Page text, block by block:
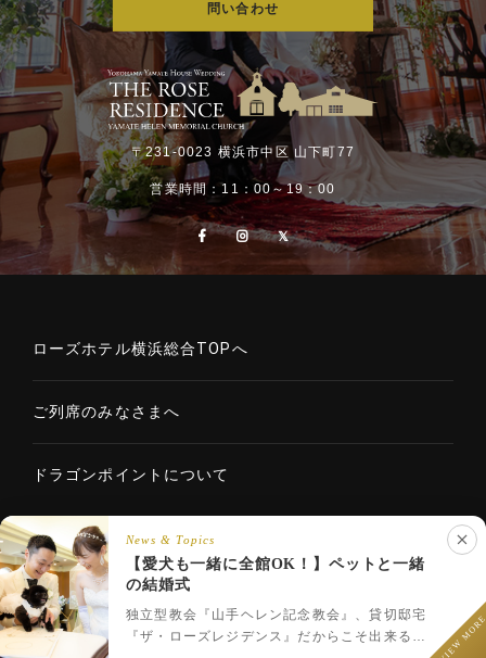
問い合わせ
〒231-0023 横浜市中区 山下町77
営業時間：11：00～19：00
ローズホテル横浜総合TOPへ
ご列席のみなさまへ
ドラゴンポイントについて
Copyright © 2020 ROSE HOTELS INTERNATIONAL Co., Ltd. All
フェア予約 プラン一覧 LINEで相談
News & Topics
【愛犬も一緒に全館OK！】ペットと一緒
の結婚式
独立型教会『山手ヘレン記念教会』、貸切邸宅
『ザ・ローズレジデンス』だからこそ出来るペ
VIEW